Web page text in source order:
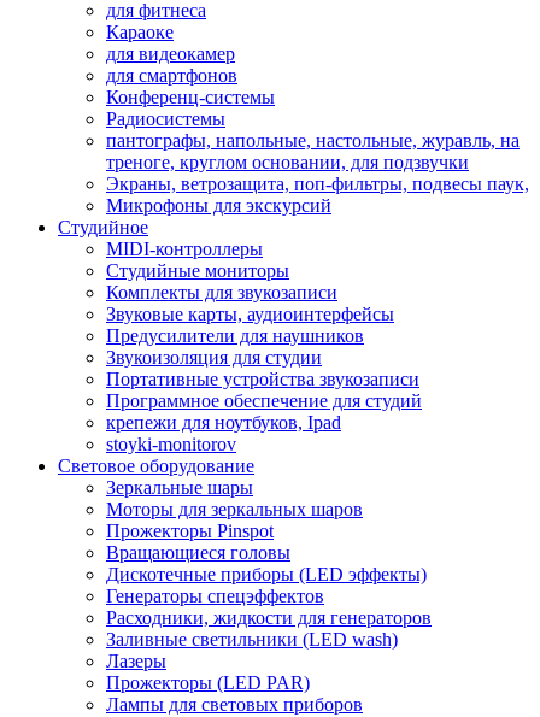
для фитнеса
Караоке
для видеокамер
для смартфонов
Конференц-системы
Радиосистемы
пантографы, напольные, настольные, журавль, на
треноге, круглом основании, для подзвучки
Экраны, ветрозащита, поп-фильтры, подвесы паук,
Микрофоны для экскурсий
Студийное
MIDI-контроллеры
Студийные мониторы
Комплекты для звукозаписи
Звуковые карты, аудиоинтерфейсы
Предусилители для наушников
Звукоизоляция для студии
Портативные устройства звукозаписи
Программное обеспечение для студий
крепежи для ноутбуков, Ipad
stoyki-monitorov
Световое оборудование
Зеркальные шары
Моторы для зеркальных шаров
Прожекторы Pinspot
Вращающиеся головы
Дискотечные приборы (LED эффекты)
Генераторы спецэффектов
Расходники, жидкости для генераторов
Заливные светильники (LED wash)
Лазеры
Прожекторы (LED PAR)
Лампы для световых приборов